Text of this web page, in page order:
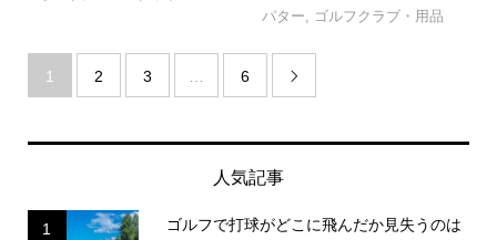
パター, ゴルフクラブ・用品
1 2 3 … 6 
人気記事
1
ゴルフで打球がどこに飛んだか見失うのは